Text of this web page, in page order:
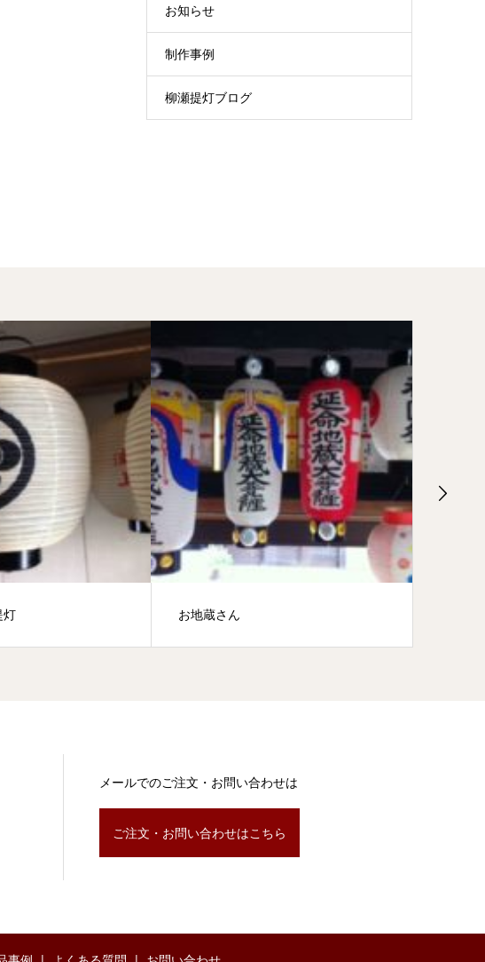
お知らせ
制作事例
柳瀬提灯ブログ
灯 お地蔵さん
メールでのご注文・お問い合わせは
ご注文・お問い合わせはこちら